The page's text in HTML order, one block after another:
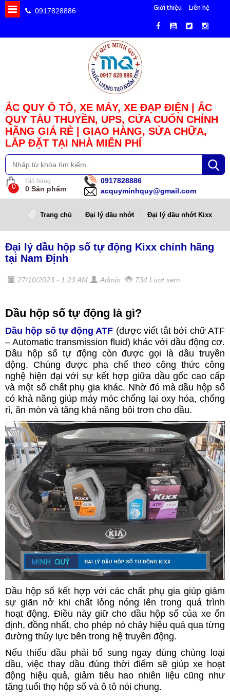
0917828886 Giới thiệu Liên hệ
ẮC QUY Ô TÔ, XE MÁY, XE ĐẠP ĐIỆN | ẮC
QUY TÀU THUYỀN, UPS, CỬA CUỐN CHÍNH
HÃNG GIÁ RẺ | GIAO HÀNG, SỬA CHỮA,
LẮP ĐẶT TẠI NHÀ MIỄN PHÍ
0
Giỏ hàng
0 Sản phẩm
0917828886
acquyminhquy@gmail.com
Trang chủ Đại lý dầu nhớt Đại lý dầu nhớt Kixx
Đại lý dầu hộp số tự động Kixx chính hãng
tại Nam Định
27/10/2023 - 1:23 AM Admin 734 Lượt xem
Dầu hộp số tự động là gì?
Dầu hộp số tự động ATF (được viết tắt bởi chữ ATF
– Automatic transmission fluid) khác với dầu động cơ.
Dầu hộp số tự động còn được gọi là dầu truyền
động. Chúng được pha chế theo công thức công
nghệ hiện đại với sự kết hợp giữa dầu gốc cao cấp
và một số chất phụ gia khác. Nhờ đó mà dầu hộp số
có khả năng giúp máy móc chống lại oxy hóa, chống
rỉ, ăn mòn và tăng khả năng bôi trơn cho dầu.
Dầu hộp số kết hợp với các chất phụ gia giúp giảm
sự giãn nở khi chất lỏng nóng lên trong quá trình
hoạt động. Điều này giữ cho dầu hộp số của xe ổn
định, đồng nhất, cho phép nó chảy hiệu quả qua từng
đường thủy lực bên trong hệ truyền động.
Nếu thiếu dầu phải bổ sung ngay đúng chủng loại
dầu, việc thay dầu đúng thời điểm sẽ giúp xe hoạt
động hiệu quả, giảm tiêu hao nhiên liệu cũng như
tăng tuổi thọ hộp số và ô tô nói chung.